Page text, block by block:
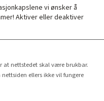
vi ønsker å
Aktiver eller deaktiver
at nettstedet skal være brukbar.
ellers ikke vil fungere